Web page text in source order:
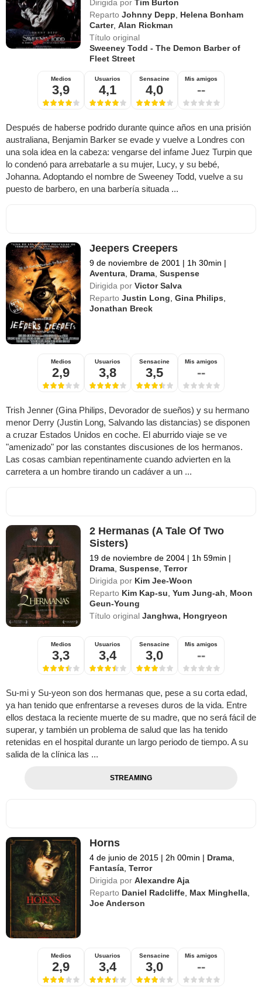
Dirigida por Tim Burton
Reparto Johnny Depp
Helena Bonham
Carter,Alan Rickman
Título original
Sweeney Todd - The Demon Barber of
Fleet Street
Medios
3,9
Usuarios
4,1
Sensacine
4,0
Mis amigos
--
Después de haberse podrido durante quince años en una prisión
australiana, Benjamin Barker se evade y vuelve a Londres con
una sola idea en la cabeza: vengarse del infame Juez Turpin que
lo condenó para arrebatarle a su mujer, Lucy, y su bebé,
Johanna. Adoptando el nombre de Sweeney Todd, vuelve a su
puesto de barbero, en una barbería situada ...
Jeepers Creepers
9 de noviembre de 2001 | 1h 30min |
Aventura Drama ,Suspense
Dirigida por Victor Salva
Reparto Justin Long ,Gina Philips
Jonathan Breck
Medios
2,9
Usuarios
3,8
Sensacine
3,5
Mis amigos
--
Trish Jenner (Gina Philips, Devorador de sueños) y su hermano
menor Derry (Justin Long, Salvando las distancias) se disponen
a cruzar Estados Unidos en coche. El aburrido viaje se ve
"amenizado" por las constantes discusiones de los hermanos.
Las cosas cambian repentinamente cuando advierten en la
carretera a un hombre tirando un cadáver a un ...
2 Hermanas (A Tale Of Two
Sisters)
19 de noviembre de 2004 | 1h 59min |
Drama ,Suspense ,Terror
Dirigida por Kim Jee-Woon
Reparto Kim Kap-su ,Yum Jung-ah
Moon
Geun-Young
Título originalJanghwa, Hongryeon
Medios
3,3
Usuarios
3,4
Sensacine
3,0
Mis amigos
--
Su-mi y Su-yeon son dos hermanas que, pese a su corta edad,
ya han tenido que enfrentarse a reveses duros de la vida. Entre
ellos destaca la reciente muerte de su madre, que no será fácil de
superar, y también un problema de salud que las ha tenido
retenidas en el hospital durante un largo periodo de tiempo. A su
salida de la clínica las ...
STREAMING
Horns
4 de junio de 2015 | 2h 00min | Drama
Fantasía ,Terror
Dirigida por Alexandre Aja
Reparto Daniel Radcliffe Max Minghella
Joe Anderson
Medios
2,9
Usuarios
3,4
Sensacine
3,0
Mis amigos
--